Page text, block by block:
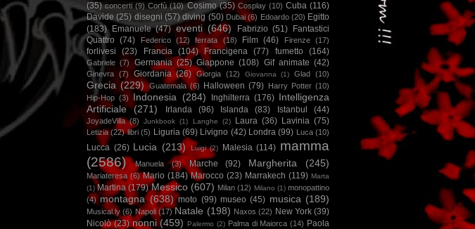
(35) concerti (9) Corfù (10) Cosimo (35) Cosplay (10) Cuba (116)
Davide (25) disegni (57) diving (50) Dubai (6) Edoardo (20) Egitto
(183)
Emanuele (47) eventi (646) Fabrizio (51)
Fantastici
Quattro (74) Federico (12) ferrata (18) Film (46) Firenze (17)
forlivesi (23) Francia (104) Francigena (77) fumetto (164)
Gabriele (7) Germania (25) Giappone (108) Gif animate (42)
Ginevra (7) Giordania (26) Giorgia (12) Giovanna (1) Glad (10)
Grecia (229) Guatemala (6) Halloween (79) Harry Potter (10)
Hip-Hop (3) Indonesia (284) Inghilterra (176) Intelligenza
Artificiale
(271) Irlanda (96) Islanda (83) Istanbul (44)
JoyadeVilla (8) Junkbook (1) Langhe (2) Laura (36) Lavinia (75)
Letizia (22) libri (5) Liguria (69) Livigno (42) Londra (99) Luca (10)
Lucca (26) Lucia (213) Luigi (2) Malesia (114) mamma
(2586)
Manuela (3) Marche (92) Margherita (245)
Mariateresa (6) Mario (184) Marocco (23) Marrakech (119) Marta
(1) Martina (179) Messico (607) Milan (12) Milano (1) monopattino
(4) montagna (638) moto (99) museo (45) musica (189)
Musical.ly (6) Napoli (17) Natale (198) Naxos (22) New York (39)
Nicolò (23) nonni (459) Palermo (2) Palma di Maiorca (14) Paola